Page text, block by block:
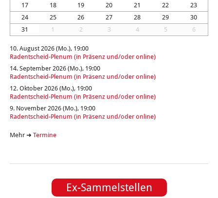
17
18 19 20 21 22
23
24
25 26 27 28 29
30
31
1 2 3 4 5 6
10. August 2026 (Mo.), 19:00
Radentscheid-Plenum (in Präsenz und/oder online)
14. September 2026 (Mo.), 19:00
Radentscheid-Plenum (in Präsenz und/oder online)
12. Oktober 2026 (Mo.), 19:00
Radentscheid-Plenum (in Präsenz und/oder online)
9. November 2026 (Mo.), 19:00
Radentscheid-Plenum (in Präsenz und/oder online)
Mehr ➜ Termine
Ex-Sammelstellen